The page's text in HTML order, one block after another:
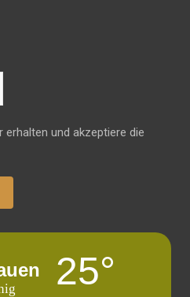
und akzeptiere die
25°